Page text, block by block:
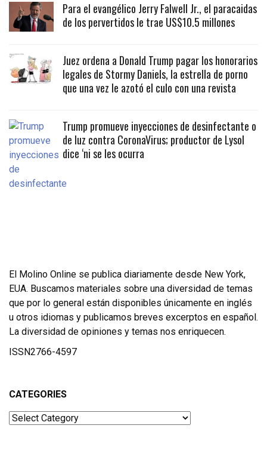
Para el evangélico Jerry Falwell Jr., el paracaidas
de los pervertidos le trae US$10.5 millones
Juez ordena a Donald Trump pagar los honorarios
legales de Stormy Daniels, la estrella de porno
que una vez le azotó el culo con una revista
Trump promueve inyecciones de desinfectante o
de luz contra CoronaVirus; productor de Lysol
dice ‘ni se les ocurra
El Molino Online se publica diariamente desde New York,
EUA. Buscamos materiales sobre una diversidad de temas
que por lo general están disponibles únicamente en inglés
u otros idiomas y publicamos breves excerptos en español.
La diversidad de opiniones y temas nos enriquecen.
ISSN2766-4597
CATEGORIES
Categories